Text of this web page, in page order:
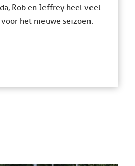
Rob en Jeffrey heel veel
het nieuwe seizoen.